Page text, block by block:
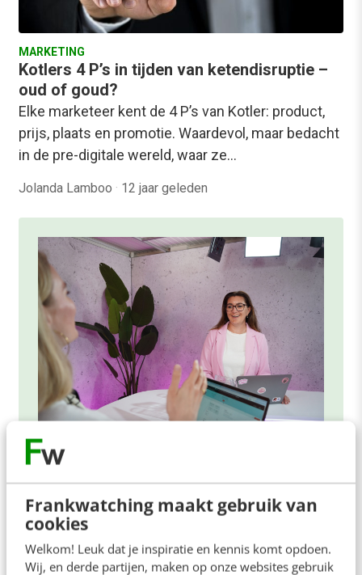
Frankwatching maakt gebruik van
cookies
Welkom! Leuk dat je inspiratie en kennis komt opdoen.
Wij, en derde partijen, maken op onze websites gebruik
MARKETING
Kotlers 4 P’s in tijden van ketendisruptie –
oud of goud?
Elke marketeer kent de 4 P’s van Kotler: product,
prijs, plaats en promotie. Waardevol, maar bedacht
in de pre-digitale wereld, waar ze…
Jolanda Lamboo · 12 jaar geleden
ONLINE MASTERCLASS
De nieuwe SEO- & GEO-
spelregels
content beter gevonden. Schrijf je in en bekijk